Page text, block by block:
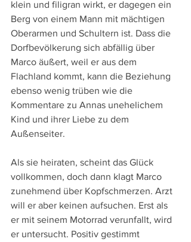
klein und filigran wirkt, er dagegen ein
Berg von einem Mann mit mächtigen
Oberarmen und Schultern ist. Dass die
Dorfbevölkerung sich abfällig über
Marco äußert, weil er aus dem
Flachland kommt, kann die Beziehung
ebenso wenig trüben wie die
Kommentare zu Annas unehelichem
Kind und ihrer Liebe zu dem
Außenseiter.
Als sie heiraten, scheint das Glück
vollkommen, doch dann klagt Marco
zunehmend über Kopfschmerzen. Arzt
will er aber keinen aufsuchen. Erst als
er mit seinem Motorrad verunfallt, wird
er untersucht. Positiv gestimmt